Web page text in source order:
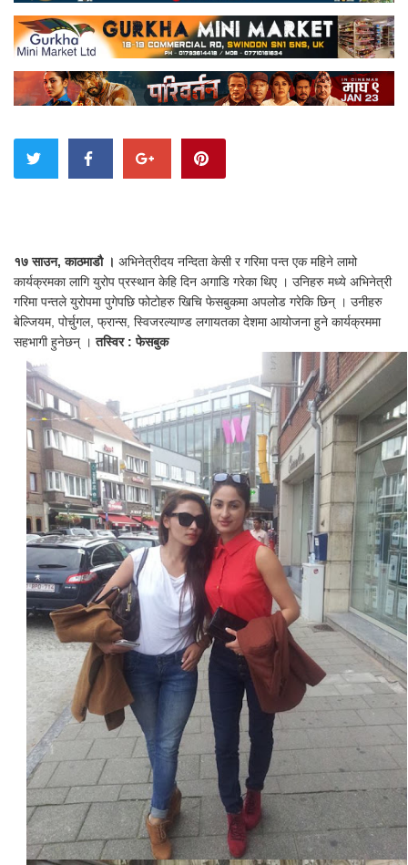
१७ साउन, काठमाडौ । अभिनेत्रीदय नन्दिता केसी र गरिमा पन्त एक महिने लामो
कार्यक्रमका लागि युरोप प्रस्थान केहि दिन अगाडि गरेका थिए । उनिहरु मध्ये अभिनेत्री
गरिमा पन्तले युरोपमा पुगेपछि फोटोहरु खिचि फेसबुकमा अपलोड गरेकि छिन् । उनीहरु
बेल्जियम, पोर्चुगल, फ्रान्स, स्विजरल्याण्ड लगायतका देशमा आयोजना हुने कार्यक्रममा
सहभागी हुनेछन् ।तस्विर : फेसबुक